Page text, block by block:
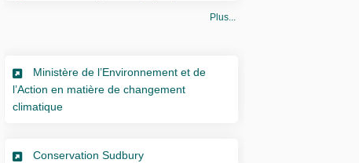
Plus...
Ministère de l’Environnement et de
l’Action en matière de changement
climatique(Liens externes)
Conservation Sudbury(Liens externes)